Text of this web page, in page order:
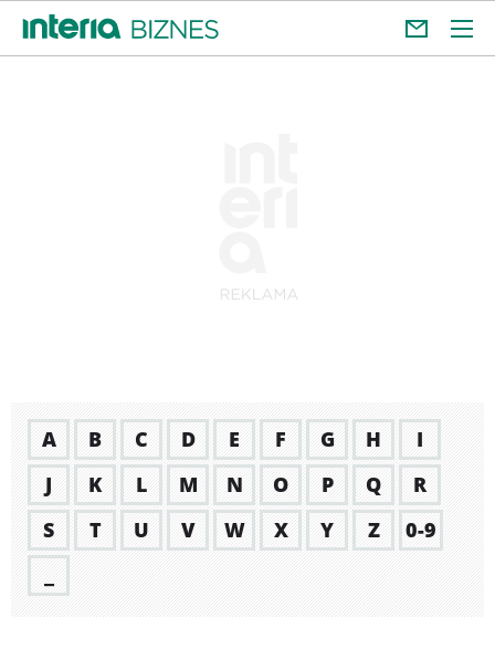
A B C D E F G H
I
J
K L M N O P Q
R
S
T U V W X Y Z
0-9